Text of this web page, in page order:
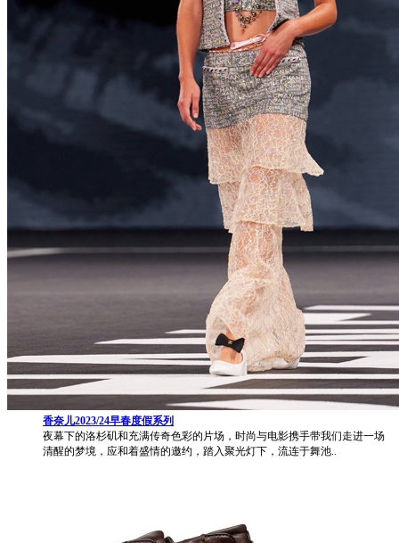
香奈儿2023/24早春度假系列
夜幕下的洛杉矶和充满传奇色彩的片场，时尚与电影携手带我们走进一场
清醒的梦境，应和着盛情的邀约，踏入聚光灯下，流连于舞池..